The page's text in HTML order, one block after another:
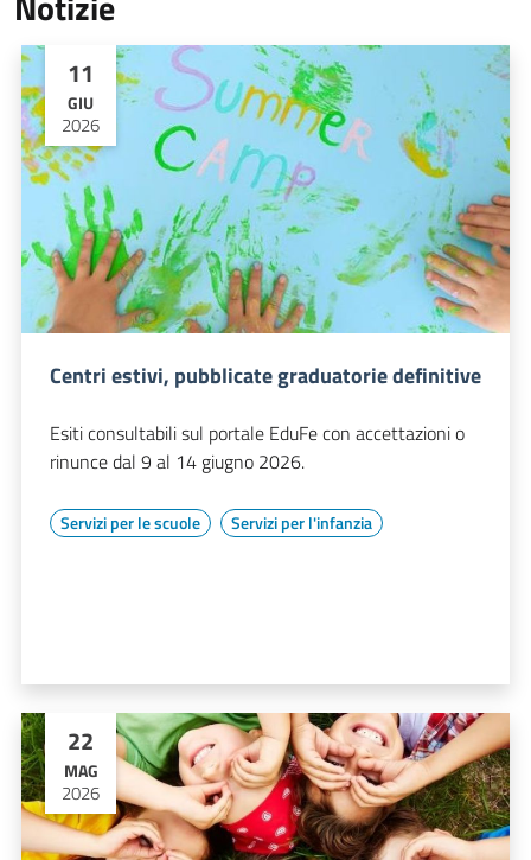
11
GIU
2026
Centri estivi, pubblicate graduatorie definitive
Esiti consultabili sul portale EduFe con accettazioni o
rinunce dal 9 al 14 giugno 2026.
Servizi per le scuole Servizi per l'infanzia
22
MAG
2026